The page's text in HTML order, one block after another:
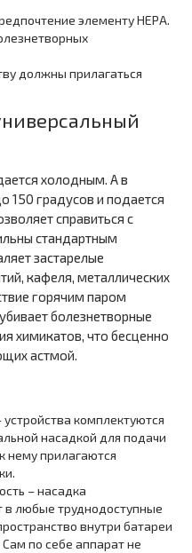
элементу HEPA.
должны прилагаться
холодным. А в
150 градусов и подается
справиться с
стандартным
застарелые
кафеля, металлических
горячим паром
болезнетворные
химикатов, что бесценно
астмой.
комплектуются
насадкой для подачи
нему прилагаются
– насадка
в любые труднодоступные
внутри батареи
по себе аппарат не